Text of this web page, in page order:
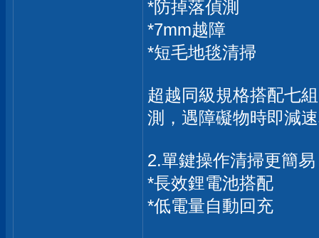
*防掉落偵測
*7mm越障
*短毛地毯清掃
超越同級規格搭配七
測，遇障礙物時即減
2.單鍵操作清掃更簡易
*長效鋰電池搭配
*低電量自動回充